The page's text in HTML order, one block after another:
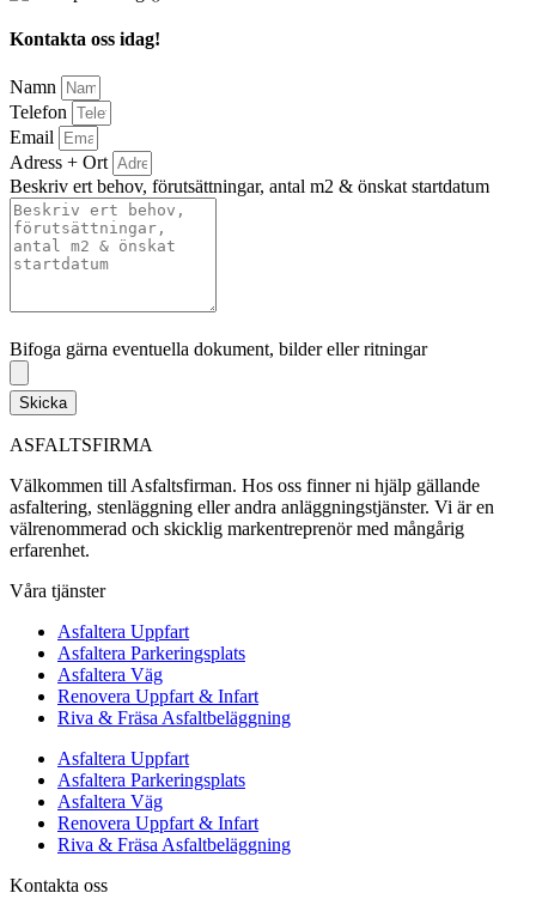
Kontakta oss idag!
Namn
Telefon
Email
Adress + Ort
Beskriv ert behov, förutsättningar, antal m2 & önskat startdatum
Bifoga gärna eventuella dokument, bilder eller ritningar
Skicka
ASFALTSFIRMA
Välkommen till Asfaltsfirman. Hos oss finner ni hjälp gällande
asfaltering, stenläggning eller andra anläggningstjänster. Vi är en
välrenommerad och skicklig markentreprenör med mångårig
erfarenhet.
Våra tjänster
Asfaltera Uppfart
Asfaltera Parkeringsplats
Asfaltera Väg
Renovera Uppfart & Infart
Riva & Fräsa Asfaltbeläggning
Asfaltera Uppfart
Asfaltera Parkeringsplats
Asfaltera Väg
Renovera Uppfart & Infart
Riva & Fräsa Asfaltbeläggning
Kontakta oss